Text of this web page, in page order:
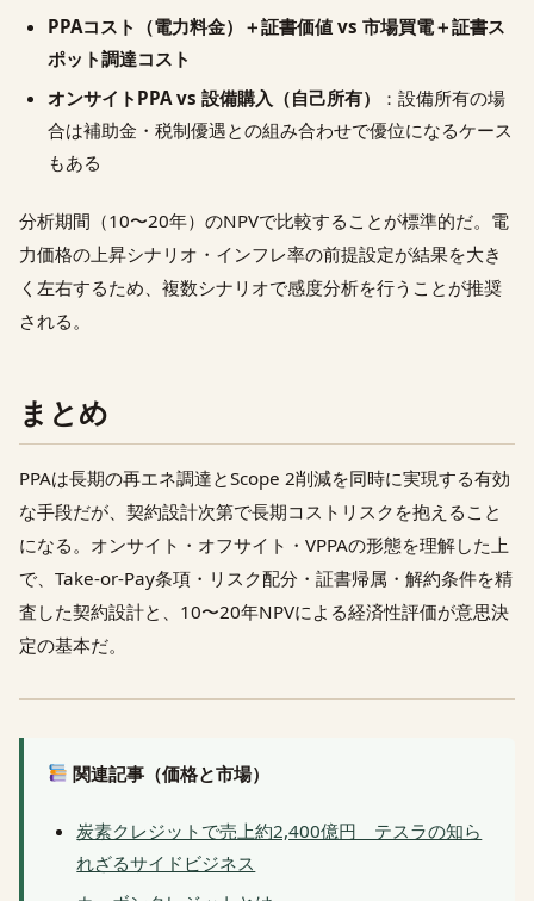
PPAコスト（電力料金）＋証書価値 vs 市場買電＋証書ス
ポット調達コスト
オンサイトPPA vs 設備購入（自己所有）
：設備所有の場
合は補助金・税制優遇との組み合わせで優位になるケース
もある
分析期間（10〜20年）のNPVで比較することが標準的だ。電
力価格の上昇シナリオ・インフレ率の前提設定が結果を大き
く左右するため、複数シナリオで感度分析を行うことが推奨
される。
まとめ
PPAは長期の再エネ調達とScope 2削減を同時に実現する有効
な手段だが、契約設計次第で長期コストリスクを抱えること
になる。オンサイト・オフサイト・VPPAの形態を理解した上
で、Take-or-Pay条項・リスク配分・証書帰属・解約条件を精
査した契約設計と、10〜20年NPVによる経済性評価が意思決
定の基本だ。
関連記事（価格と市場）
炭素クレジットで売上約2,400億円 テスラの知ら
れざるサイドビジネス